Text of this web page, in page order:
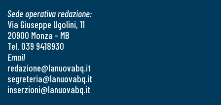
Sede operativa redazione:
Via Giuseppe Ugolini, 11
20900 Monza - MB
Tel. 039 9418930
Email
redazione@lanuovabq.it
segreteria@lanuovabq.it
inserzioni@lanuovabq.it